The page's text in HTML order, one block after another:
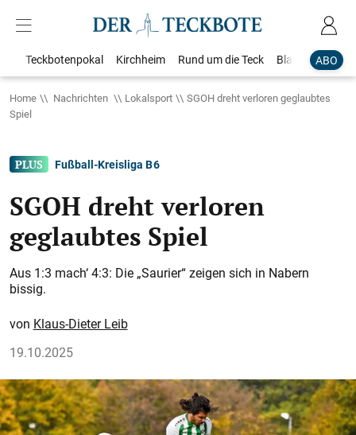
ABO
Teckbotenpokal Kirchheim Rund um die Teck Blaulicht
Home Nachrichten Lokalsport
SGOH dreht verloren geglaubtes
Spiel
Fußball-Kreisliga B 6
SGOH dreht verloren
geglaubtes Spiel
Aus 1:3 mach‘ 4:3: Die „Saurier“ zeigen sich in Nabern
bissig.
Klaus-Dieter Leib
19.10.2025